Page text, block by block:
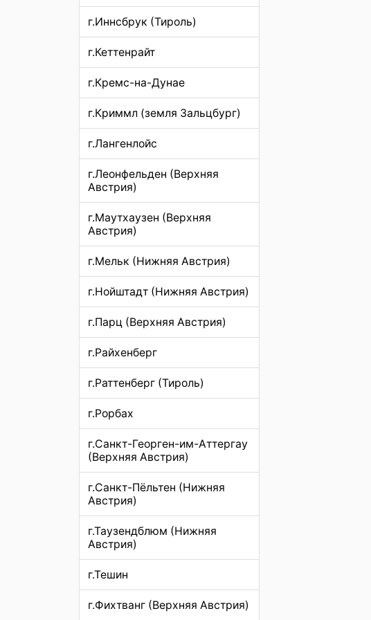
г.Иннсбрук (Тироль)
г.Кеттенрайт
г.Кремс-на-Дунае
г.Криммл (земля Зальцбург)
г.Лангенлойс
г.Леонфельден (Верхняя
Австрия)
г.Маутхаузен (Верхняя
Австрия)
г.Мельк (Нижняя Австрия)
г.Нойштадт (Нижняя Австрия)
г.Парц (Верхняя Австрия)
г.Райхенберг
г.Раттенберг (Тироль)
г.Рорбах
г.Санкт-Георген-им-Аттергау
(Верхняя Австрия)
г.Санкт-Пёльтен (Нижняя
Австрия)
г.Таузендблюм (Нижняя
Австрия)
г.Тешин
г.Фихтванг (Верхняя Австрия)